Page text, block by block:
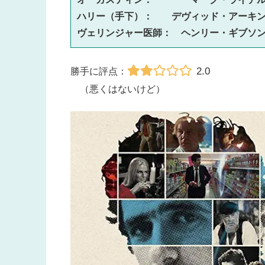
ハリー（手下）：　　デヴィッド・アーキ
ヴェリンジャー医師：　ヘンリー・ギブソ
勝手に評点： 2.0
（悪くはないけど）